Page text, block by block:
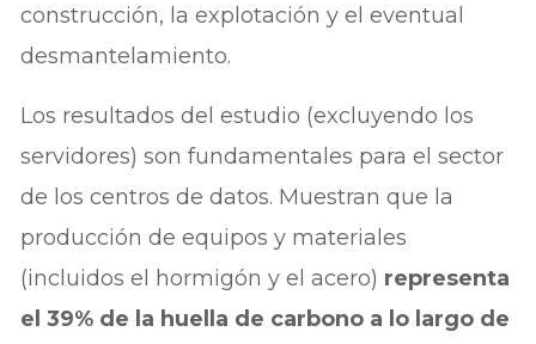
construcción, la explotación y el eventual
desmantelamiento.
Los resultados del estudio (excluyendo los
servidores) son fundamentales para el sector
de los centros de datos. Muestran que la
producción de equipos y materiales
(incluidos el hormigón y el acero) representa
el 39% de la huella de carbono a lo largo de